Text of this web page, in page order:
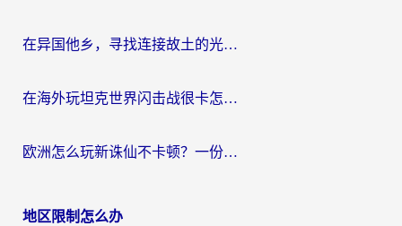
在异国他乡，寻找连接故土的光明大陆免费加速器
在海外玩坦克世界闪击战很卡怎么办？老玩家亲测有效的加速器选择指南
欧洲怎么玩新诛仙不卡顿？一份给海外游子的国服游戏畅玩指南
地区限制怎么办